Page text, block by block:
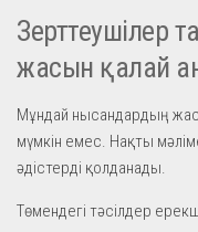
Зерттеушілер
жасын қалай
Мұндай нысандардың
мүмкін емес. Нақты
әдістерді қолданады.
Төмендегі тәсілдер